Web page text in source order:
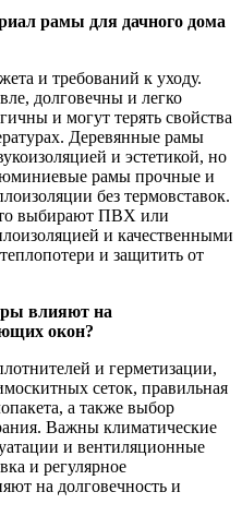
рамы для дачного дома
и требований к уходу.
долговечны и легко
и могут терять свойства
Деревянные рамы
и эстетикой, но
рамы прочные и
без термовставок.
выбирают ПВХ или
и качественными
и защитить от
влияют на
окон?
и герметизации,
сеток, правильная
а также выбор
Важны климатические
и вентиляционные
и регулярное
на долговечность и